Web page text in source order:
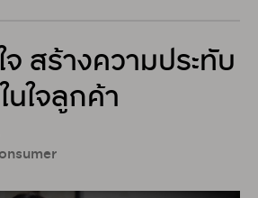
จ สร้างความประทับ
นใจลูกค้า